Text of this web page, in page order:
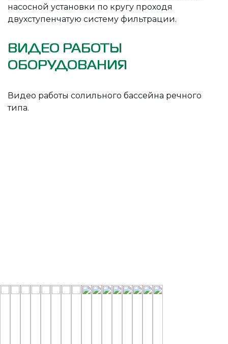
насосной установки по кругу проходя
двухступенчатую систему фильтрации.
ВИДЕО РАБОТЫ
ОБОРУДОВАНИЯ
Видео работы солильного бассейна речного
типа.